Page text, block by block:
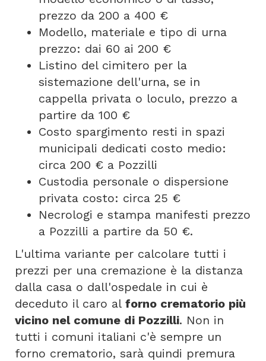
prezzo da 200 a 400 €
Modello, materiale e tipo di urna
prezzo: dai 60 ai 200 €
Listino del cimitero per la
sistemazione dell'urna, se in
cappella privata o loculo, prezzo a
partire da 100 €
Costo spargimento resti in spazi
municipali dedicati costo medio:
circa 200 € a Pozzilli
Custodia personale o dispersione
privata costo: circa 25 €
Necrologi e stampa manifesti prezzo
a Pozzilli a partire da 50 €.
L'ultima variante per calcolare tutti i
prezzi per una cremazione è la distanza
dalla casa o dall'ospedale in cui è
deceduto il caro al forno crematorio più
vicino nel comune di Pozzilli. Non in
tutti i comuni italiani c'è sempre un
forno crematorio, sarà quindi premura